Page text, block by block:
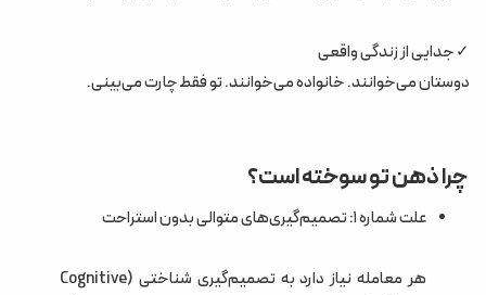
✓ جدایی از زندگی واقعی
دوستان می‌خوانند. خانواده می‌خوانند. تو فقط چارت می‌بینی.
علت شماره ۱: تصمیم‌گیری‌های متوالی بدون استراحت
هر معامله نیاز دارد به تصمیم‌گیری شناختی (Cognitive